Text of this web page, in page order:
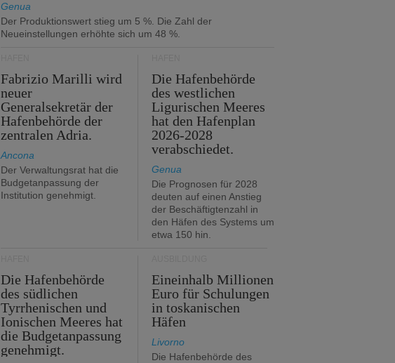
Genua
Der Produktionswert stieg um 5 %. Die Zahl der
Neueinstellungen erhöhte sich um 48 %.
Fabrizio Marilli wird
neuer
Generalsekretär der
Hafenbehörde der
zentralen Adria.
Ancona
Der Verwaltungsrat hat die
Budgetanpassung der
Institution genehmigt.
Die Hafenbehörde
des westlichen
Ligurischen Meeres
hat den Hafenplan
2026-2028
verabschiedet.
Genua
Die Prognosen für 2028
deuten auf einen Anstieg
der Beschäftigtenzahl in
den Häfen des Systems um
etwa 150 hin.
Die Hafenbehörde
des südlichen
Tyrrhenischen und
Ionischen Meeres hat
die Budgetanpassung
genehmigt.
Eineinhalb Millionen
Euro für Schulungen
in toskanischen
Häfen
Livorno
Die Hafenbehörde des